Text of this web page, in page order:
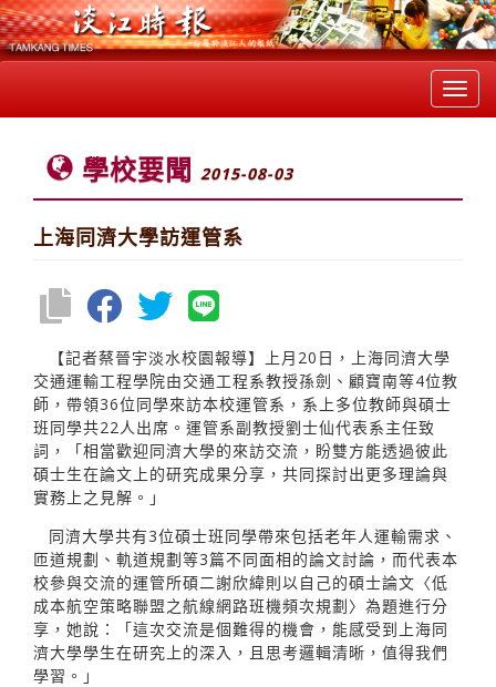
學校要聞 2015-08-03
上海同濟大學訪運管系
【記者蔡晉宇淡水校園報導】上月20日，上海同濟大學
交通運輸工程學院由交通工程系教授孫劍、顧寶南等4位教
師，帶領36位同學來訪本校運管系，系上多位教師與碩士
班同學共22人出席。運管系副教授劉士仙代表系主任致
詞，「相當歡迎同濟大學的來訪交流，盼雙方能透過彼此
碩士生在論文上的研究成果分享，共同探討出更多理論與
實務上之見解。」
同濟大學共有3位碩士班同學帶來包括老年人運輸需求、
匝道規劃、軌道規劃等3篇不同面相的論文討論，而代表本
校參與交流的運管所碩二謝欣緯則以自己的碩士論文〈低
成本航空策略聯盟之航線網路班機頻次規劃〉為題進行分
享，她說：「這次交流是個難得的機會，能感受到上海同
濟大學學生在研究上的深入，且思考邏輯清晰，值得我們
學習。」